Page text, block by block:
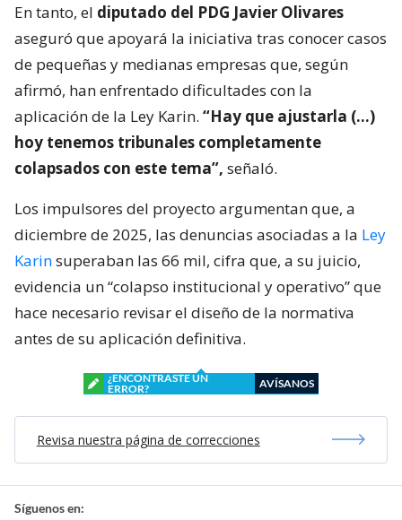
En tanto, el diputado del PDG Javier Olivares
aseguró que apoyará la iniciativa tras conocer casos
de pequeñas y medianas empresas que, según
afirmó, han enfrentado dificultades con la
aplicación de la Ley Karin. “Hay que ajustarla (…)
hoy tenemos tribunales completamente
colapsados con este tema”, señaló.
Los impulsores del proyecto argumentan que, a
diciembre de 2025, las denuncias asociadas a la Ley
Karinsuperaban las 66 mil, cifra que, a su juicio,
evidencia un “colapso institucional y operativo” que
hace necesario revisar el diseño de la normativa
antes de su aplicación definitiva.
¿ENCONTRASTE UN
ERROR?
AVÍSANOS
Revisa nuestra página de correcciones
Síguenos en: